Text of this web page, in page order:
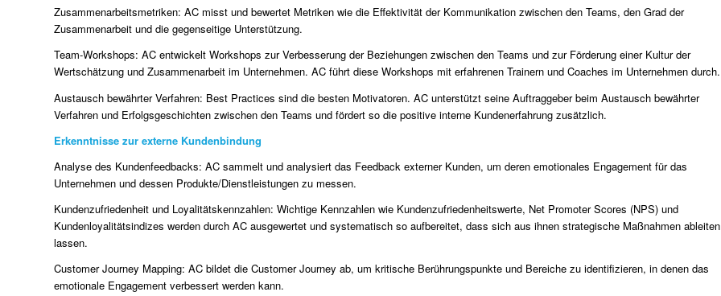
Zusammenarbeitsmetriken: AC misst und bewertet Metriken wie die Effektivität der Kommunikation zwischen den Teams, den Grad der
Zusammenarbeit und die gegenseitige Unterstützung.
Team-Workshops: AC entwickelt Workshops zur Verbesserung der Beziehungen zwischen den Teams und zur Förderung einer Kultur der
Wertschätzung und Zusammenarbeit im Unternehmen. AC führt diese Workshops mit erfahrenen Trainern und Coaches im Unternehmen durch.
Austausch bewährter Verfahren: Best Practices sind die besten Motivatoren. AC unterstützt seine Auftraggeber beim Austausch bewährter
Verfahren und Erfolgsgeschichten zwischen den Teams und fördert so die positive interne Kundenerfahrung zusätzlich.
Erkenntnisse zur externe Kundenbindung
Analyse des Kundenfeedbacks: AC sammelt und analysiert das Feedback externer Kunden, um deren emotionales Engagement für das
Unternehmen und dessen Produkte/Dienstleistungen zu messen.
Kundenzufriedenheit und Loyalitätskennzahlen: Wichtige Kennzahlen wie Kundenzufriedenheitswerte, Net Promoter Scores (NPS) und
Kundenloyalitätsindizes werden durch AC ausgewertet und systematisch so aufbereitet, dass sich aus ihnen strategische Maßnahmen ableiten
lassen.
Customer Journey Mapping: AC bildet die Customer Journey ab, um kritische Berührungspunkte und Bereiche zu identifizieren, in denen das
emotionale Engagement verbessert werden kann.